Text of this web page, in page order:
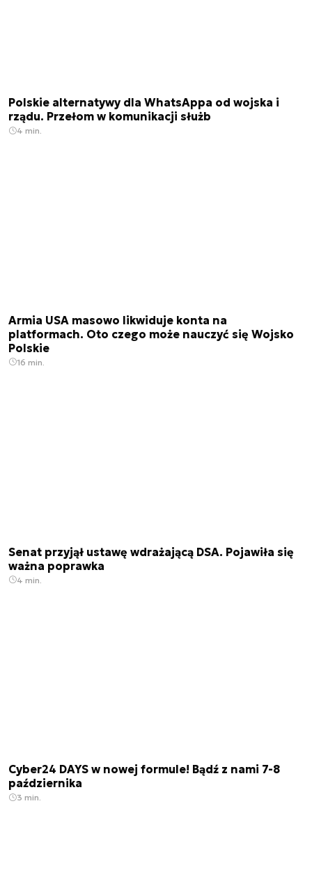
Polskie alternatywy dla WhatsAppa od wojska i
rządu. Przełom w komunikacji służb
4 min.
Armia USA masowo likwiduje konta na
platformach. Oto czego może nauczyć się Wojsko
Polskie
16 min.
Senat przyjął ustawę wdrażającą DSA. Pojawiła się
ważna poprawka
4 min.
Cyber24 DAYS w nowej formule! Bądź z nami 7-8
października
3 min.